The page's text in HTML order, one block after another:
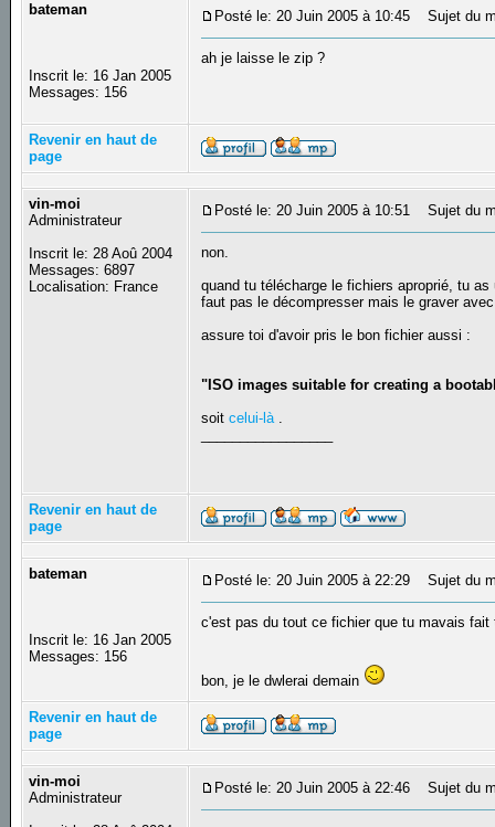
bateman
Inscrit le: 16 Jan 2005
Messages: 156
Posté le: 20 Juin 2005 à 10:45 Sujet du
ah je laisse le zip ?
Revenir en haut de
page
vin-moi
Administrateur
Inscrit le: 28 Aoû 2004
Messages: 6897
Localisation: France
Posté le: 20 Juin 2005 à 10:51 Sujet du
non.
quand tu télécharge le fichiers aproprié, tu
faut pas le décompresser mais le graver
assure toi d'avoir pris le bon fichier aussi :
"ISO images suitable for creating a
soitcelui-là .
Revenir en haut de
page
bateman
Inscrit le: 16 Jan 2005
Messages: 156
Posté le: 20 Juin 2005 à 22:29 Sujet du
c'est pas du tout ce fichier que tu mavais
bon, je le dwlerai demain
Revenir en haut de
page
vin-moi
Administrateur
Posté le: 20 Juin 2005 à 22:46 Sujet du